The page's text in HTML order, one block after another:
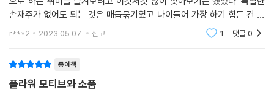
손재주가 없어도 되는 것은 매듭묶기였고 나이들어 가장 하기 힘든 건 바
느질이 아닐까 싶다. 사실 배워보고 싶은 건 퀼트인데 이건 기본 바느질 솜
r***2 2023.05.07. 신고 1 댓글0
종이책
플라워 모티브와 소품